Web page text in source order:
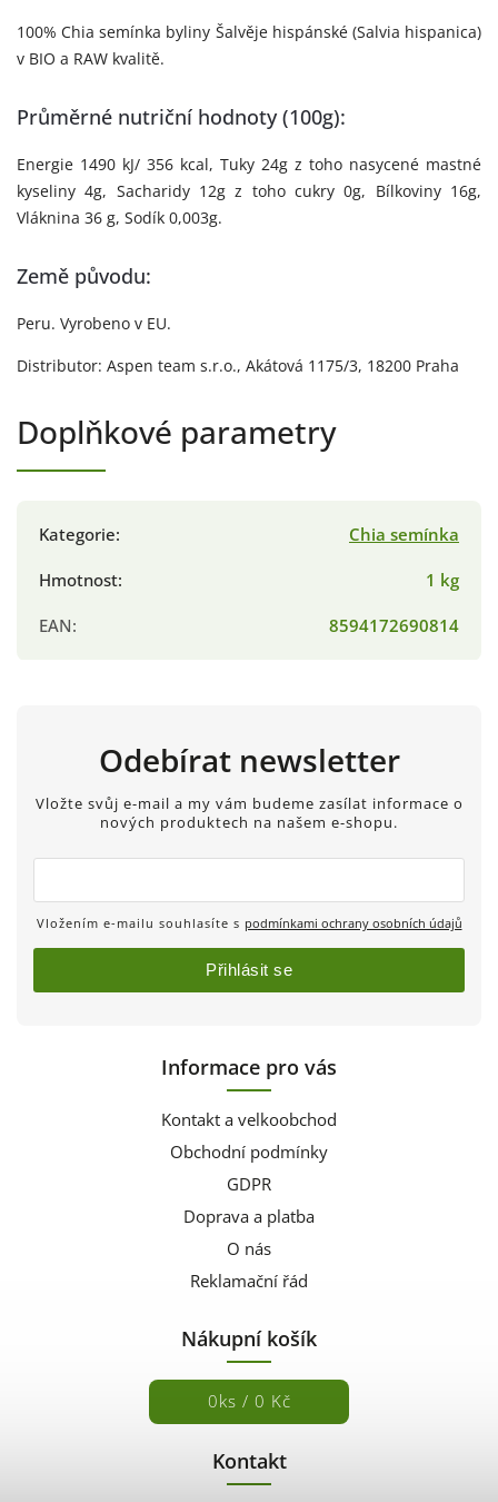
100% Chia semínka byliny Šalvěje hispánské (Salvia hispanica)
v BIO a RAW kvalitě.
Průměrné nutriční hodnoty (100g):
Energie 1490 kJ/ 356 kcal, Tuky 24g z toho nasycené mastné
kyseliny 4g, Sacharidy 12g z toho cukry 0g, Bílkoviny 16g,
Vláknina 36 g, Sodík 0,003g.
Země původu:
Peru. Vyrobeno v EU.
Distributor: Aspen team s.r.o., Akátová 1175/3, 18200 Praha
Doplňkové parametry
Kategorie:
Chia semínka
Hmotnost:
1 kg
EAN: 8594172690814
Informace pro vás
Kontakt a velkoobchod
Obchodní podmínky
GDPR
Doprava a platba
O nás
Reklamační řád
Nákupní košík
0ks / 0 Kč
Kontakt
Odebírat newsletter
Vložte svůj e-mail a my vám budeme zasílat informace o
nových produktech na našem e-shopu.
Vložením e-mailu souhlasíte s podmínkami ochrany osobních údajů
Přihlásit se